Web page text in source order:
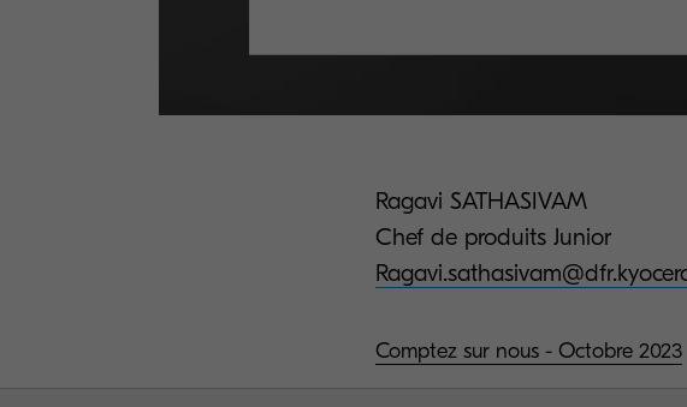
Ragavi SATHASIVAM
Chef de produits Junior
Comptez sur nous - Octobre 2023